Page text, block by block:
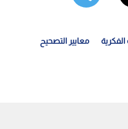
الفكرية معايير التصحيح